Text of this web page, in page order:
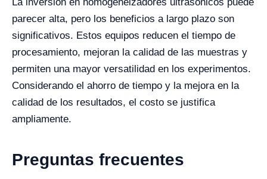
parecer alta, pero los beneficios a largo plazo son
significativos. Estos equipos reducen el tiempo de
procesamiento, mejoran la calidad de las muestras y
permiten una mayor versatilidad en los experimentos.
Considerando el ahorro de tiempo y la mejora en la
calidad de los resultados, el costo se justifica
ampliamente.
Preguntas frecuentes